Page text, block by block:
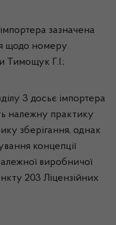
імпортера зазначена
щодо номеру
Тимощук Г.І.;
3 досьє імпортера
належну практику
зберігання, однак
концепції
виробничої
203 Ліцензійних